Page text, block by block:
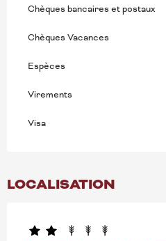
Chèques bancaires et postaux
Chèques Vacances
Espèces
Virements
Visa
LOCALISATION